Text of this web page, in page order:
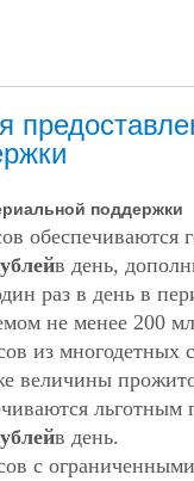
поддержки
обеспечиваются
в день,
раз в день в
не менее 200
из
величины
льготным
в день.
с